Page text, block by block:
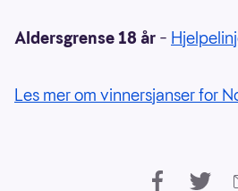
Aldersgrense 18 år –
Les mer om vinnersjanser for